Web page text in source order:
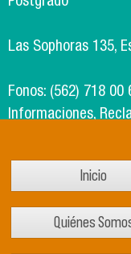
Inicio
Quiénes
Las Sophoras 135,
Fonos: (562) 718
Informaciones,
Soporte